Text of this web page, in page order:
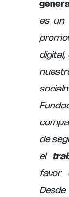
es un
digital,
de
el
favor